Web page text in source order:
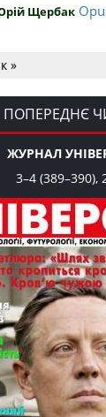
Щербак
Олег К.
»
ПОПЕРЕДНЄ
ЖУРНАЛ
3–4 (389–390),